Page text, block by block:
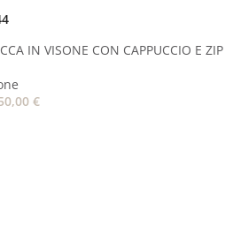
IN VISONE CON CAPPUCCIO E ZIP
€